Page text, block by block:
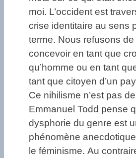
moi. L’occident est
crise identitaire au sens
terme. Nous refusons
concevoir en tant que
qu’homme ou en tant
tant que citoyen d’un
Ce nihilisme n’est pas
Emmanuel Todd pense
dysphorie du genre est
phénomène
le féminisme. Au